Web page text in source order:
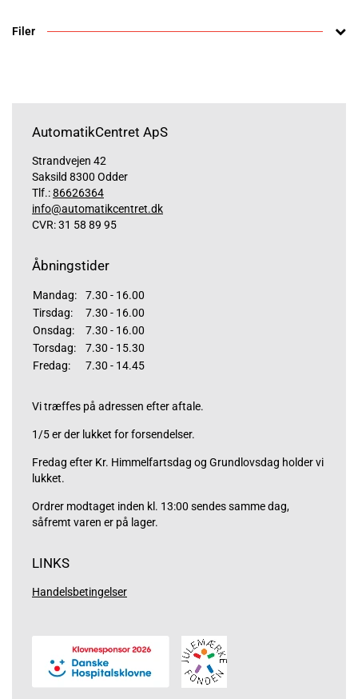
Filer
AutomatikCentret ApS
Strandvejen 42
Saksild 8300 Odder
Tlf.:86626364
info@automatikcentret.dk
CVR: 31 58 89 95
Åbningstider
Mandag:
7.30 - 16.00
Tirsdag:
7.30 - 16.00
Onsdag:
7.30 - 16.00
Torsdag:
7.30 - 15.30
Fredag:
7.30 - 14.45
Vi træffes på adressen efter aftale.
1/5 er der lukket for forsendelser.
Fredag efter Kr. Himmelfartsdag og Grundlovsdag holder vi
lukket.
Ordrer modtaget inden kl. 13:00 sendes samme dag,
såfremt varen er på lager.
LINKS
Handelsbetingelser